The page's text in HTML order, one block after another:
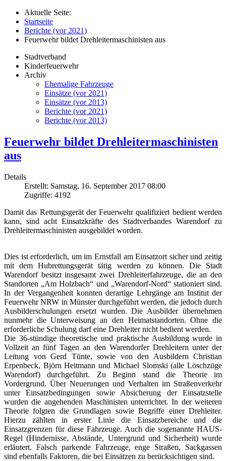
Aktuelle Seite:
Startseite
Berichte (vor 2021)
Feuerwehr bildet Drehleitermaschinisten aus
Stadtverband
Kinderfeuerwehr
Archiv
Ehemalige Fahrzeuge
Einsätze (vor 2021)
Einsätze (vor 2013)
Berichte (vor 2021)
Berichte (vor 2013)
Feuerwehr bildet Drehleitermaschinisten
aus
Details
Erstellt: Samstag, 16. September 2017 08:00
Zugriffe: 4192
Damit das Rettungsgerät der Feuerwehr qualifiziert bedient werden
kann, sind acht Einsatzkräfte des Stadtverbandes Warendorf zu
Drehleitermaschinisten ausgebildet worden.
Dies ist erforderlich, um im Ernstfall am Einsatzort sicher und zeitig
mit dem Hubrettungsgerät tätig werden zu können. Die Stadt
Warendorf besitzt insgesamt zwei Drehleiterfahrzeuge, die an den
Standorten „Am Holzbach“ und „Warendorf-Nord“ stationiert sind.
In der Vergangenheit konnten derartige Lehrgänge am Institut der
Feuerwehr NRW in Münster durchgeführt werden, die jedoch durch
Ausbilderschulungen ersetzt wurden. Die Ausbilder übernehmen
nunmehr die Unterweisung an den Heimatstandorten. Ohne die
erforderliche Schulung darf eine Drehleiter nicht bedient werden.
Die 36-stündige theoretische und praktische Ausbildung wurde in
Vollzeit an fünf Tagen an den Warendorfer Drehleitern unter der
Leitung von Gerd Tünte, sowie von den Ausbildern Christian
Erpenbeck, Björn Heitmann und Michael Slomski (alle Löschzüge
Warendorf) durchgeführt. Zu Beginn stand die Theorie im
Vordergrund. Über Neuerungen und Verhalten im Straßenverkehr
unter Einsatzbedingungen sowie Absicherung der Einsatzstelle
wurden die angehenden Maschinisten unterrichtet. In der weiteren
Theorie folgten die Grundlagen sowie Begriffe einer Drehleiter.
Hierzu zählten in erster Linie die Einsatzbereiche und die
Einsatzgrenzen für diese Fahrzeuge. Auch die sogenannte HAUS-
Regel (Hindernisse, Abstände, Untergrund und Sicherheit) wurde
erläutert. Falsch parkende Fahrzeuge, enge Straßen, Sackgassen
sind ebenfalls Faktoren, die bei Einsätzen zu berücksichtigen sind.